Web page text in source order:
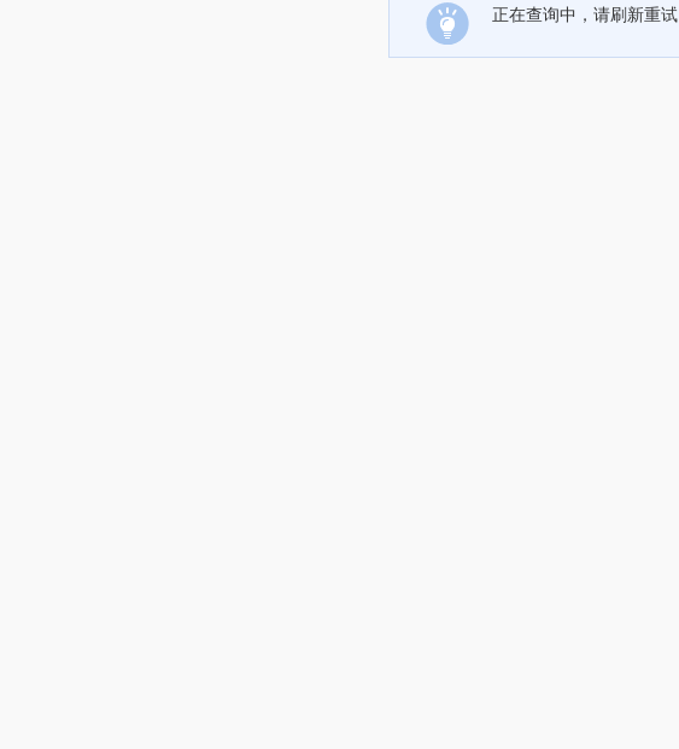
正在查询中，请刷新重试